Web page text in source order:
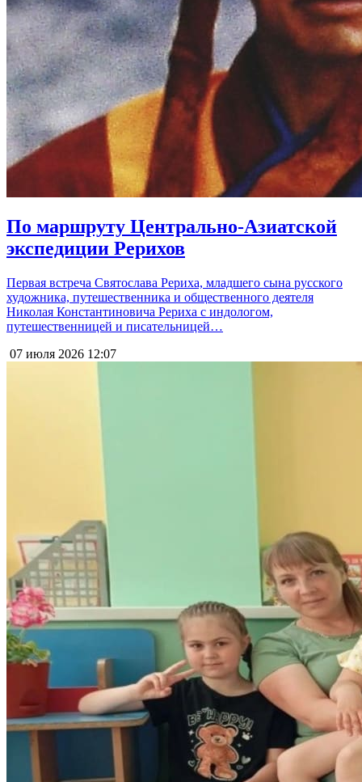
По маршруту Центрально-Азиатской
экспедиции Рерихов
Первая встреча Святослава Рериха, младшего сына русского
художника, путешественника и общественного деятеля
Николая Константиновича Рериха с индологом,
путешественницей и писательницей…
07 июля 2026 12:07